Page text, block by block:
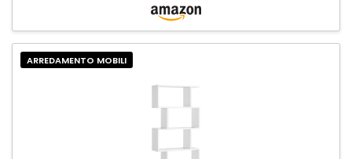
Luce Notturna 108 LUCI
ARREDAMENTO MOBILI